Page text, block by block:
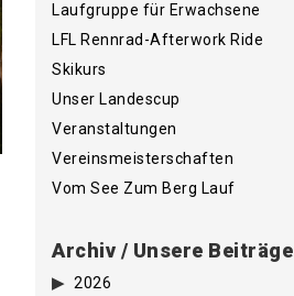
Laufgruppe für Erwachsene
LFL Rennrad-Afterwork Ride
Skikurs
Unser Landescup
Veranstaltungen
Vereinsmeisterschaften
Vom See Zum Berg Lauf
Archiv / Unsere Beiträge
2026